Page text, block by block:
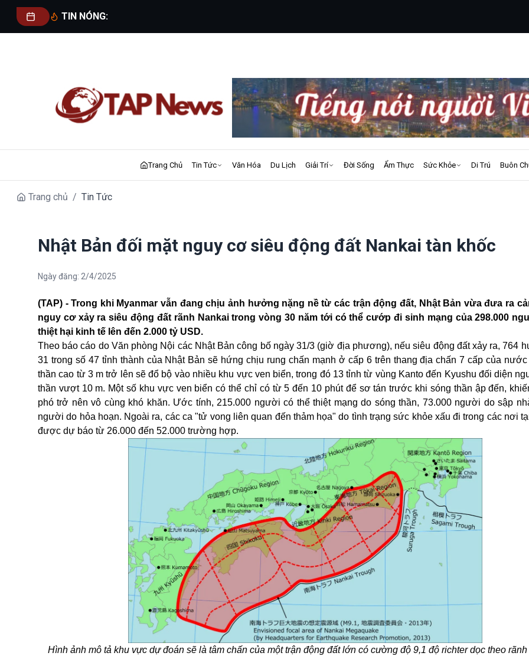
TIN NÓNG:
Trang Chủ Tin Tức Văn Hóa Du Lịch Giải Trí Đời Sống Ẩm Thực Sức Khỏe Di Trú Buôn
Trang chủ / Tin Tức
Nhật Bản đối mặt nguy cơ siêu động đất Nankai tàn khốc
Ngày đăng: 2/4/2025
(TAP) - Trong khi Myanmar vẫn đang chịu ảnh hưởng nặng nề từ các trận động đất, Nhật Bản vừa đưa ra
nguy cơ xảy ra siêu động đất rãnh Nankai trong vòng 30 năm tới có thể cướp đi sinh mạng của 298.000
thiệt hại kinh tế lên đến 2.000 tỷ USD.
Theo báo cáo do Văn phòng Nội các Nhật Bản công bố ngày 31/3 (giờ địa phương), nếu siêu động đất xảy ra, 764
31 trong số 47 tỉnh thành của Nhật Bản sẽ hứng chịu rung chấn mạnh ở cấp 6 trên thang địa chấn 7 cấp của nước
thần cao từ 3 m trở lên sẽ đổ bộ vào nhiều khu vực ven biển, trong đó 13 tỉnh từ vùng Kanto đến Kyushu đối diện
thần vượt 10 m. Một số khu vực ven biển có thể chỉ có từ 5 đến 10 phút để sơ tán trước khi sóng thần ập đến,
phó trở nên vô cùng khó khăn. Ước tính, 215.000 người có thể thiệt mạng do sóng thần, 73.000 người do sập
người do hỏa hoạn. Ngoài ra, các ca "tử vong liên quan đến thảm họa" do tình trạng sức khỏe xấu đi trong các nơi
được dự báo từ 26.000 đến 52.000 trường hợp.
Hình ảnh mô tả khu vực dự đoán sẽ là tâm chấn của một trận động đất lớn có cường độ 9,1 độ richter dọc theo